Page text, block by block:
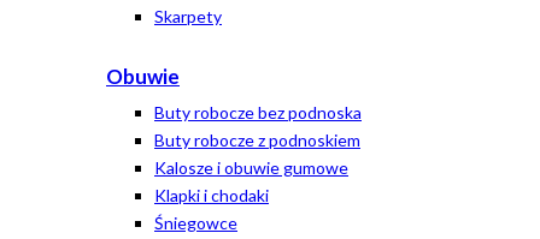
Skarpety
Obuwie
Buty robocze bez podnoska
Buty robocze z podnoskiem
Kalosze i obuwie gumowe
Klapki i chodaki
Śniegowce